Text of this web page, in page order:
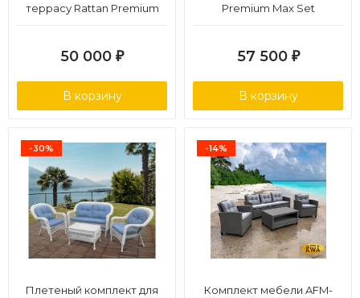
террасу Rattan Premium
50 000 ₽
В корзину
Premium Max Set
57 500 ₽
В корзину
-30%
Плетеный комплект для
-14%
Комплект мебели AFM-